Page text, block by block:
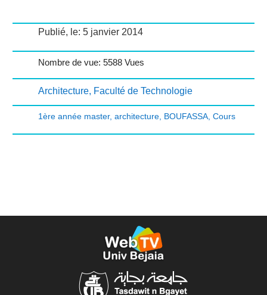
Publié, le: 5 janvier 2014
Nombre de vue: 5588 Vues
Architecture, Faculté de Technologie
1ère année master, architecture, BOUFASSA, Cours